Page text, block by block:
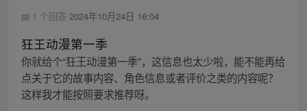
1 个回答 2024年10月24日 16:04
狂王动漫第一季
你就给个“狂王动漫第一季”，这信息也太少啦，能不能再给
点关于它的故事内容、角色信息或者评价之类的内容呢？
这样我才能按照要求推荐呀。